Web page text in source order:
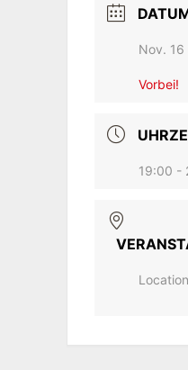
Nov. 16
Vorbei!
19:00 -